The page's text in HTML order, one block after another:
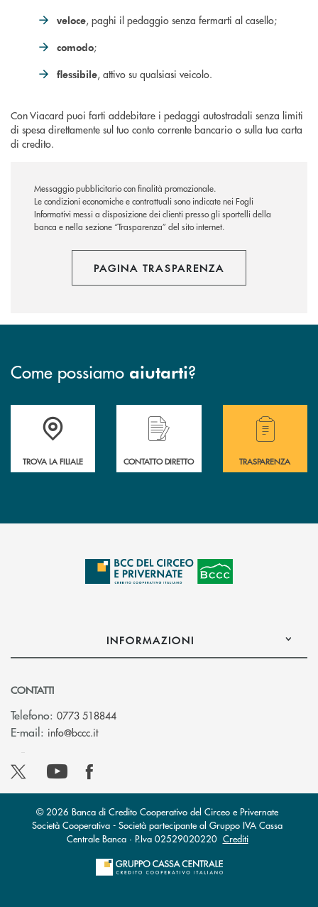
veloce, paghi il pedaggio senza fermarti al casello;
comodo;
flessibile, attivo su qualsiasi veicolo.
Con Viacard puoi farti addebitare i pedaggi autostradali senza limiti
di spesa direttamente sul tuo conto corrente bancario o sulla tua carta
di credito.
Messaggio pubblicitario con finalità promozionale.
Le condizioni economiche e contrattuali sono indicate nei Fogli
Informativi messi a disposizione dei clienti presso gli sportelli della
banca e nella sezione “Trasparenza” del sito internet.
PAGINA TRASPARENZA
Come possiamo aiutarti?
Accedi all' elenco completo delle filiali della Bcc.
TROVA LA FILIALE
Hai bisogno di assistenza immediata?
CONTATTO DIRETTO
Hai bisogno di
TRASPARENZA
INFORMAZIONI
CONTATTI
Telefono: 0773 518844
E-mail: info@bccc.it(si apre l’app di posta elettronica)
© 2026 Banca di Credito Cooperativo del Circeo e Privernate
Società Cooperativa - Società partecipante al Gruppo IVA Cassa
Centrale Banca · P.Iva 02529020220 Crediti